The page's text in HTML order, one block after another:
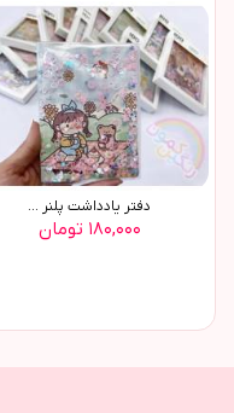
دفتر یادداشت پلنر ...
۱۸۰,۰۰۰ تومان